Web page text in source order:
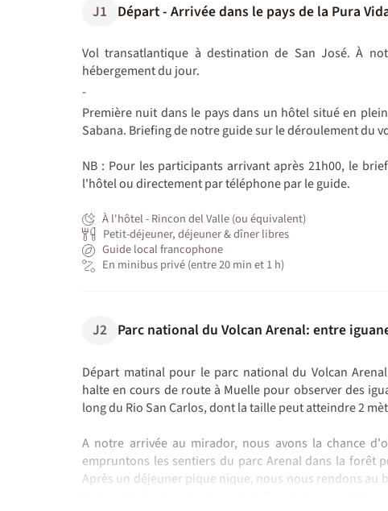
J1 Départ - Arrivée dans le pays de la Pura
Vol transatlantique à destination de San José. À
hébergement du jour.
-
Première nuit dans le pays dans un hôtel situé en
Sabana. Briefing de notre guide sur le déroulement du
NB : Pour les participants arrivant après 21h00, le
l'hôtel ou directement par téléphone par le guide.
À l'hôtel - Rincon del Valle (ou équivalent)
Petit-déjeuner, déjeuner & dîner libres
Guide local francophone
En minibus privé (entre 20 min et 1 h)
J2 Parc national du Volcan Arenal: entre
Départ matinal pour le parc national du Volcan
halte en cours de route à Muelle pour observer des
long du Rio San Carlos, dont la taille peut atteindre 2
A notre arrivée au mirador, nous avons la chance
empruntons les sentiers du parc Arenal dans la forêt
Après un déjeuner pique nique, nous nous rendons au